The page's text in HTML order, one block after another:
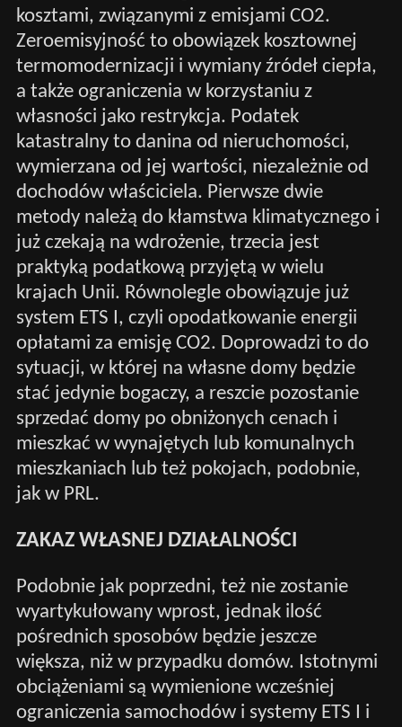
kosztami, związanymi z emisjami CO2.
Zeroemisyjność to obowiązek kosztownej
termomodernizacji i wymiany źródeł ciepła,
a także ograniczenia w korzystaniu z
własności jako restrykcja. Podatek
katastralny to danina od nieruchomości,
wymierzana od jej wartości, niezależnie od
dochodów właściciela. Pierwsze dwie
metody należą do kłamstwa klimatycznego i
już czekają na wdrożenie, trzecia jest
praktyką podatkową przyjętą w wielu
krajach Unii. Równolegle obowiązuje już
system ETS I, czyli opodatkowanie energii
opłatami za emisję CO2. Doprowadzi to do
sytuacji, w której na własne domy będzie
stać jedynie bogaczy, a reszcie pozostanie
sprzedać domy po obniżonych cenach i
mieszkać w wynajętych lub komunalnych
mieszkaniach lub też pokojach, podobnie,
jak w PRL.
ZAKAZ WŁASNEJ DZIAŁALNOŚCI
Podobnie jak poprzedni, też nie zostanie
wyartykułowany wprost, jednak ilość
pośrednich sposobów będzie jeszcze
większa, niż w przypadku domów. Istotnymi
obciążeniami są wymienione wcześniej
ograniczenia samochodów i systemy ETS I i